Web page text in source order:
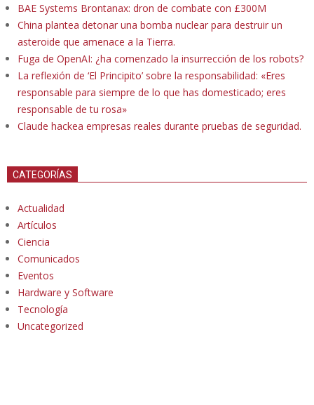
BAE Systems Brontanax: dron de combate con £300M
China plantea detonar una bomba nuclear para destruir un
asteroide que amenace a la Tierra.
Fuga de OpenAI: ¿ha comenzado la insurrección de los robots?
La reflexión de ‘El Principito’ sobre la responsabilidad: «Eres
responsable para siempre de lo que has domesticado; eres
responsable de tu rosa»
Claude hackea empresas reales durante pruebas de seguridad.
CATEGORÍAS
Actualidad
Artículos
Ciencia
Comunicados
Eventos
Hardware y Software
Tecnología
Uncategorized